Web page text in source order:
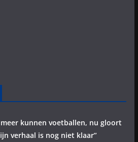
kunnen voetballen, nu gloort
verhaal is nog niet klaar”